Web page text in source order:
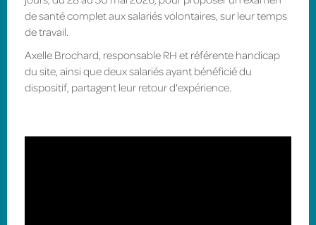
de santé complet aux salariés volontaires, sur leur temps
de travail.
Axelle Brochard, responsable RH et référente handicap
du site, ainsi que deux salariés ayant bénéficié du
dispositif, partagent leur retour d'expérience.